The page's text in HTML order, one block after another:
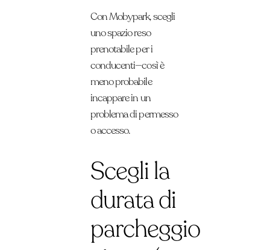
Con Mobypark, scegli
uno spazio reso
prenotabile per i
conducenti—così è
meno probabile
incappare in un
problema di permesso
o accesso.
Scegli la
durata di
parcheggio